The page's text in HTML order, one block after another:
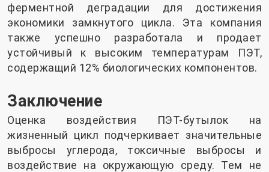
ферментной деградации для достижения
экономики замкнутого цикла. Эта компания
также успешно разработала и продает
устойчивый к высоким температурам ПЭТ,
содержащий 12% биологических компонентов.
Заключение
Оценка воздействия ПЭТ-бутылок на
жизненный цикл подчеркивает значительные
выбросы углерода, токсичные выбросы и
воздействие на окружающую среду. Тем не